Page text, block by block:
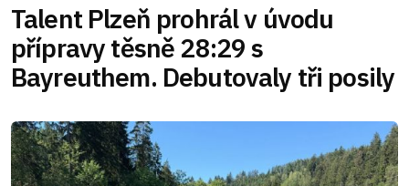
Talent Plzeň prohrál v úvodu
přípravy těsně 28:29 s
Bayreuthem. Debutovaly tři posily